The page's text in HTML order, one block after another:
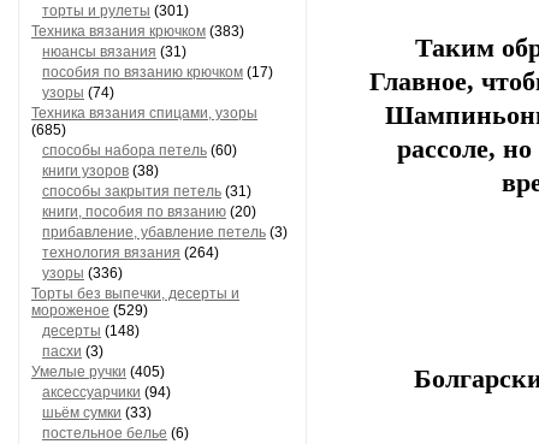
торты и рулеты (301)
Техника вязания крючком (383)
нюансы вязания (31)
пособия по вязанию крючком (17)
узоры (74)
Техника вязания спицами, узоры
(685)
способы набора петель (60)
книги узоров (38)
способы закрытия петель (31)
книги, пособия по вязанию (20)
прибавление, убавление петель (3)
технология вязания (264)
узоры (336)
Торты без выпечки, десерты и
мороженое (529)
десерты (148)
пасхи (3)
Умелые ручки (405)
аксессуарчики (94)
шьём сумки (33)
постельное белье (6)
Таким
Главное,
рассоле,